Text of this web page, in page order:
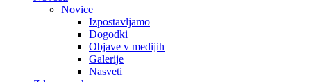
Novice
Izpostavljamo
Dogodki
Objave v medijih
Galerije
Nasveti